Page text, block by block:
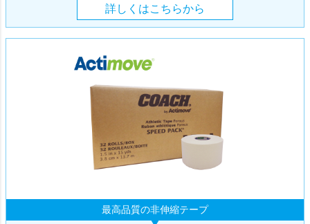
詳しくはこちらから
最高品質の非伸縮テープ